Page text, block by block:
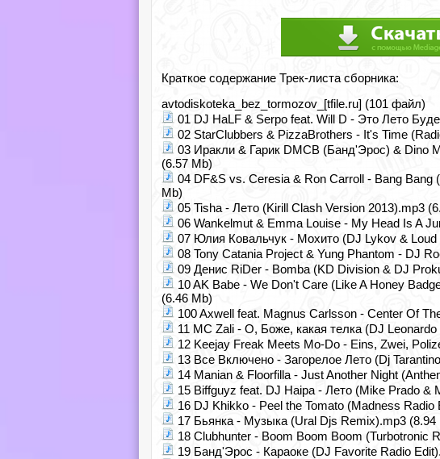
Краткое содержание Трек-листа сборника:
avtodiskoteka_bez_tormozov_[tfile.ru] (101 файл)
01 DJ HaLF & Serpo feat. Will D - Это Лето
02 StarClubbers & PizzaBrothers - It's Time
03 Иракли & Гарик DMCB (Банд'Эрос) & Dino
(6.57 Mb)
04 DF&S vs. Ceresia & Ron Carroll - Bang Bang
Mb)
05 Tisha - Лето (Kirill Clash Version 2013).mp3
06 Wankelmut & Emma Louise - My Head Is A
07 Юлия Ковальчук - Мохито (DJ Lykov & Loud
08 Tony Catania Project & Yung Phantom - DJ
09 Денис RiDer - Bomba (KD Division & DJ
10 AK Babe - We Don't Care (Like A Honey
(6.46 Mb)
100 Axwell feat. Magnus Carlsson - Center Of
11 MC Zali - О, Боже, какая телка (DJ
12 Keejay Freak Meets Mo-Do - Eins, Zwei,
13 Все Включено - Загорелое Лето (Dj
14 Manian & Floorfilla - Just Another Night
15 Biffguyz feat. DJ Haipa - Лето (Mike Prado &
16 DJ Khikko - Peel the Tomato (Madness Radio
17 Бьянка - Музыка (Ural Djs Remix).mp3 (8.94
18 Clubhunter - Boom Boom Boom (Turbotronic
19 Банд'Эрос - Караоке (DJ Favorite Radio